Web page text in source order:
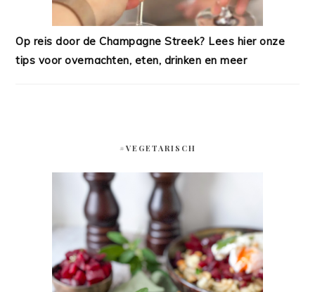
Op reis door de Champagne Streek? Lees hier onze
tips voor overnachten, eten, drinken en meer
#VEGETARISCH